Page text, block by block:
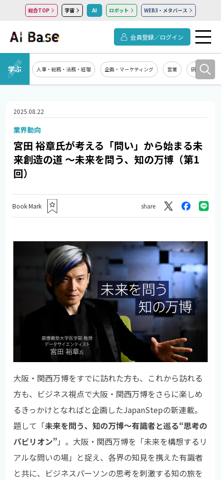
総合TOP 宇宙 AI ロボット WEB3・メタバース
会員登録／ログイン
学ぶ 人事・総務・法務・経理 企画・マーケティング 営業 研究開発
2025.08.22
業界動向
宮田 裕章氏が考える「問い」から始まる未
来創造の道 ～未来を問う、知の万博（第1
回）
Book Mark share
大阪・関西万博をすでに訪れた方も、これから訪れる
方も、ビジネス視点で大阪・関西万博をさらに楽しめ
るきっかけとなればと企画したJapanStepの新連載。
題して「未来を問う、知の万博～有識者と巡る“思考の
パビリオン”」。大阪・関西万博を「未来を構想するリ
アルな問いの場」と捉え、各界の知見を携えた有識者
と共に、ビジネスパーソンの思考を刺激する知の旅を